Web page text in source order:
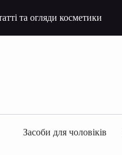
та огляди косметики
Засоби для чоловіків